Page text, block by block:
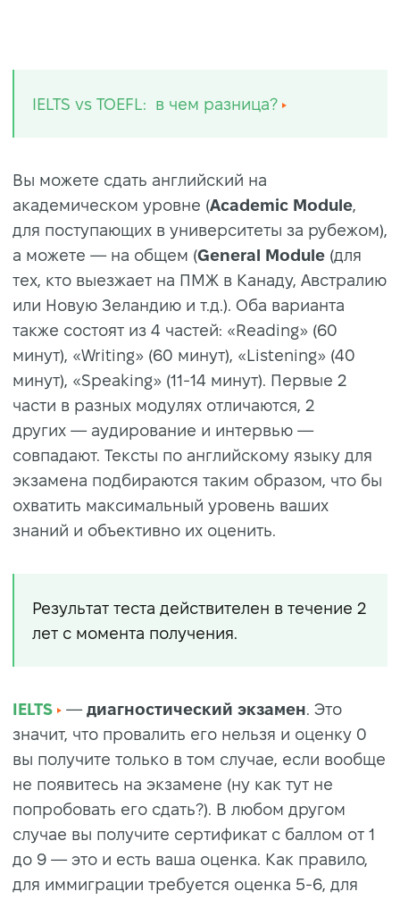
IELTS vs TOEFL: в чем разница?
Вы можете сдать английский на
академическом уровне (Academic Module,
для поступающих в университеты за рубежом),
а можете — на общем (General Module (для
тех, кто выезжает на ПМЖ в Канаду, Австралию
или Новую Зеландию и т.д.). Оба варианта
также состоят из 4 частей: «Reading» (60
минут), «Writing» (60 минут), «Listening» (40
минут), «Speaking» (11-14 минут). Первые 2
части в разных модулях отличаются, 2
других — аудирование и интервью —
совпадают. Тексты по английскому языку для
экзамена подбираются таким образом, что бы
охватить максимальный уровень ваших
знаний и объективно их оценить.
Результат теста действителен в течение 2
лет с момента получения.
IELTS — диагностический экзамен. Это
значит, что провалить его нельзя и оценку 0
вы получите только в том случае, если вообще
не появитесь на экзамене (ну как тут не
попробовать его сдать?). В любом другом
случае вы получите сертификат с баллом от 1
до 9 — это и есть ваша оценка. Как правило,
для иммиграции требуется оценка 5-6, для